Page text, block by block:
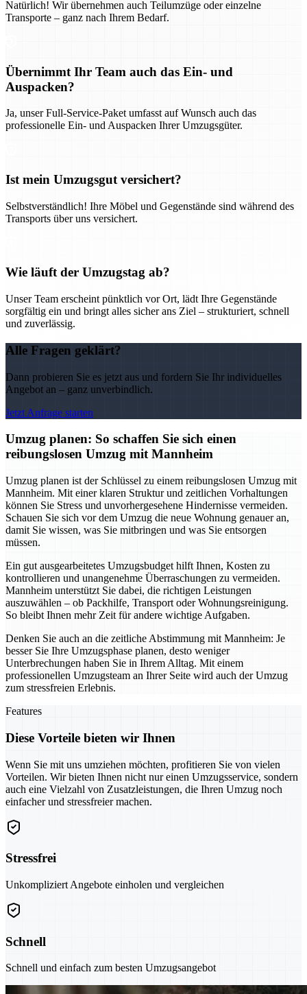
Natürlich! Wir übernehmen auch Teilumzüge oder einzelne
Transporte – ganz nach Ihrem Bedarf.
Übernimmt Ihr Team auch das Ein- und
Auspacken?
Ja, unser Full-Service-Paket umfasst auf Wunsch auch das
professionelle Ein- und Auspacken Ihrer Umzugsgüter.
Ist mein Umzugsgut versichert?
Selbstverständlich! Ihre Möbel und Gegenstände sind während des
Transports über uns versichert.
Wie läuft der Umzugstag ab?
Unser Team erscheint pünktlich vor Ort, lädt Ihre Gegenstände
sorgfältig ein und bringt alles sicher ans Ziel – strukturiert, schnell
und zuverlässig.
Alle Fragen geklärt?
Dann probieren Sie es jetzt aus und fordern Sie Ihr individuelles
Angebot an – ganz unverbindlich.
Jetzt Anfrage starten
Umzug planen: So schaffen Sie sich einen
reibungslosen Umzug mit Mannheim
Umzug planen ist der Schlüssel zu einem reibungslosen Umzug mit
Mannheim. Mit einer klaren Struktur und zeitlichen Vorhaltungen
können Sie Stress und unvorhergesehene Hindernisse vermeiden.
Schauen Sie sich vor dem Umzug die neue Wohnung genauer an,
damit Sie wissen, was Sie mitbringen und was Sie entsorgen
müssen.
Ein gut ausgearbeitetes Umzugsbudget hilft Ihnen, Kosten zu
kontrollieren und unangenehme Überraschungen zu vermeiden.
Mannheim unterstützt Sie dabei, die richtigen Leistungen
auszuwählen – ob Packhilfe, Transport oder Wohnungsreinigung.
So bleibt Ihnen mehr Zeit für andere wichtige Aufgaben.
Denken Sie auch an die zeitliche Abstimmung mit Mannheim: Je
besser Sie Ihre Umzugsphase planen, desto weniger
Unterbrechungen haben Sie in Ihrem Alltag. Mit einem
professionellen Umzugsteam an Ihrer Seite wird auch der Umzug
zum stressfreien Erlebnis.
Features
Diese Vorteile bieten wir Ihnen
Wenn Sie mit uns umziehen möchten, profitieren Sie von vielen
Vorteilen. Wir bieten Ihnen nicht nur einen Umzugsservice, sondern
auch eine Vielzahl von Zusatzleistungen, die Ihren Umzug noch
einfacher und stressfreier machen.
Stressfrei
Unkompliziert Angebote einholen und vergleichen
Schnell
Schnell und einfach zum besten Umzugsangebot